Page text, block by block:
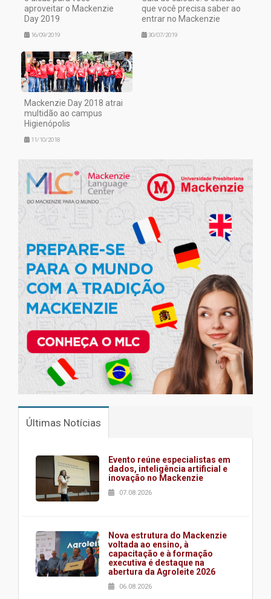
aproveitar o Mackenzie
Day 2019
16/09/2019
que você precisa saber ao
entrar no Mackenzie
30/07/2019
Mackenzie Day 2018 atrai
multidão ao campus
Higienópolis
11/10/2018
Últimas Notícias
Evento reúne especialistas em
dados, inteligência artificial e
inovação no Mackenzie
07.08.2026
Nova estrutura do Mackenzie
voltada ao ensino, à
capacitação e à formação
executiva é destaque na
abertura da Agroleite 2026
06.08.2026